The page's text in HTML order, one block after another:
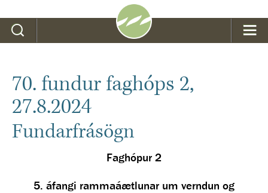
70. fundur faghóps 2,
27.8.2024
Fundarfrásögn
Faghópur 2
5. áfangi rammaáætlunar um verndun og